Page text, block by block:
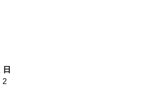
日
2